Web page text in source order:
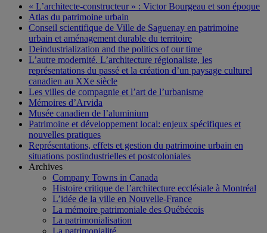
« L’architecte-constructeur » : Victor Bourgeau et son époque
Atlas du patrimoine urbain
Conseil scientifique de Ville de Saguenay en patrimoine
urbain et aménagement durable du territoire
Deindustrialization and the politics of our time
L’autre modernité. L’architecture régionaliste, les
représentations du passé et la création d’un paysage culturel
canadien au XXe siècle
Les villes de compagnie et l’art de l’urbanisme
Mémoires d’Arvida
Musée canadien de l’aluminium
Patrimoine et développement local: enjeux spécifiques et
nouvelles pratiques
Représentations, effets et gestion du patrimoine urbain en
situations postindustrielles et postcoloniales
Archives
Company Towns in Canada
Histoire critique de l’architecture ecclésiale à Montréal
L’idée de la ville en Nouvelle-France
La mémoire patrimoniale des Québécois
La patrimonialisation
La patrimonialité